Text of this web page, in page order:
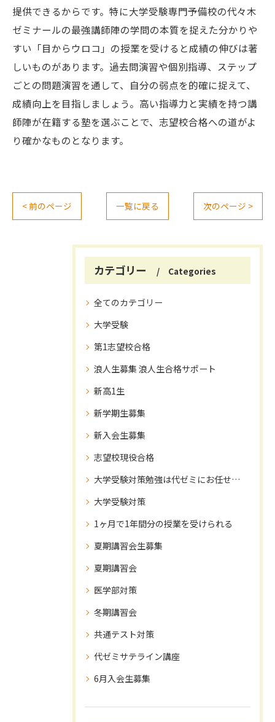
提供できるからです。特に大学受験専門予備校の代々木
ゼミナールの最強講師陣の学問の本質を捉えた分かりや
すい「目からウロコ」の授業を受けると成績の伸びは著
しいものがあります。過去問演習や個別指導、ステップ
ごとの問題演習を通して、自分の弱点を的確に捉えて、
成績向上を目指しましょう。高い指導力と実績を持つ講
師陣が在籍する塾を選ぶことで、志望校合格への道がよ
り確かなものとなります。
< 前のページ 一覧に戻る 次のページ >
カテゴリー Categories
全てのカテゴリー
大学受験
第1志望校合格
浪人生募集 浪人生合格サポート
新高1生
新学期生募集
新入会生募集
志望校現役合格
大学受験対策勉強は代ゼミにお任せ下さい！
大学受験対策
1ヶ月で1年間分の授業を受けられる
夏期講習会生募集
夏期講習会
医学部対策
冬期講習会
共通テスト対策
代ゼミサテライン講座
6月入会生募集